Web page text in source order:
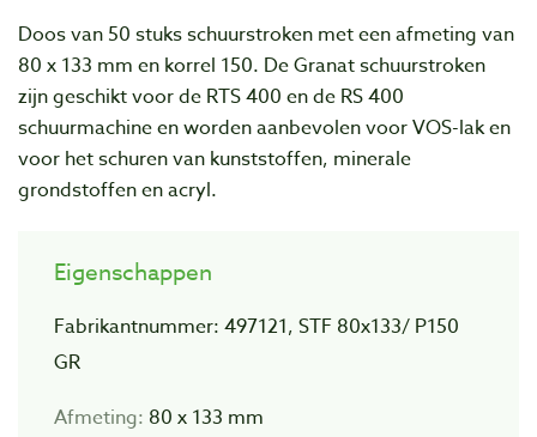
Doos van 50 stuks schuurstroken met een afmeting van
80 x 133 mm en korrel 150. De Granat schuurstroken
zijn geschikt voor de RTS 400 en de RS 400
schuurmachine en worden aanbevolen voor VOS-lak en
voor het schuren van kunststoffen, minerale
grondstoffen en acryl.
Eigenschappen
Fabrikantnummer: 497121, STF 80x133/ P150
GR
Afmeting: 80 x 133 mm